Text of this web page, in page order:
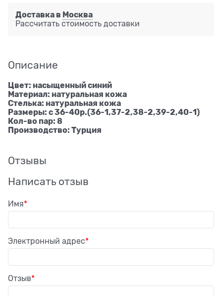
Доставка в Москва
Рассчитать стоимость доставки
Описание
Цвет: насыщенный синий
Материал: натуральная кожа
Стелька: натуральная кожа
Размеры: с 36-40р.(36-1,37-2,38-2,39-2,40-1)
Кол-во пар: 8
Производство: Турция
Отзывы
Написать отзыв
Имя
Электронный адрес
Отзыв